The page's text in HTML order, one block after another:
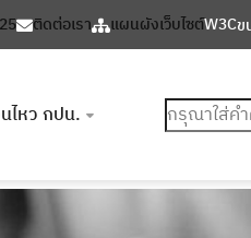
ติดต่อเรา แผนผังเว็บไซต์W3Cข
ไหว กปน. ค้นหา